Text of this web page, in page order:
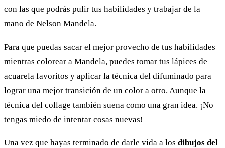
con las que podrás pulir tus habilidades y trabajar de la
mano de Nelson Mandela.
Para que puedas sacar el mejor provecho de tus habilidades
mientras colorear a Mandela, puedes tomar tus lápices de
acuarela favoritos y aplicar la técnica del difuminado para
lograr una mejor transición de un color a otro. Aunque la
técnica del collage también suena como una gran idea. ¡No
tengas miedo de intentar cosas nuevas!
Una vez que hayas terminado de darle vida a los dibujos del